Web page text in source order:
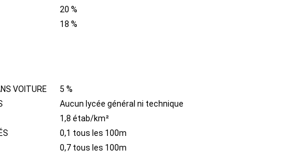
20 %
18 %
VOITURE
5 %
Aucun lycée général ni technique
1,8 étab/km²
0,1 tous les 100m
0,7 tous les 100m